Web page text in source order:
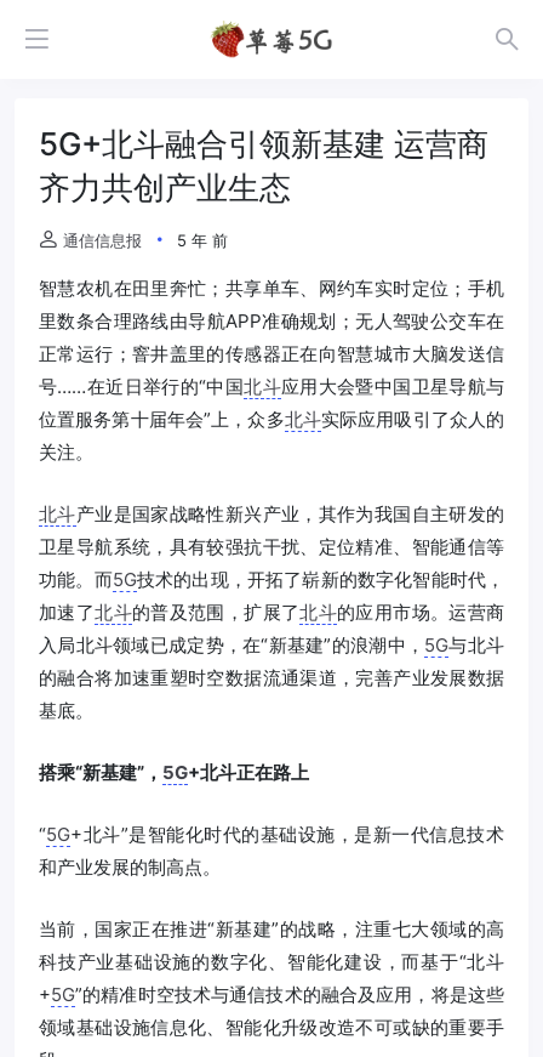
5G+北斗融合引领新基建 运营商
齐力共创产业生态
通信信息报 5 年 前
智慧农机在田里奔忙；共享单车、网约车实时定位；手机
里数条合理路线由导航APP准确规划；无人驾驶公交车在
正常运行；窨井盖里的传感器正在向智慧城市大脑发送信
号……在近日举行的“中国北斗应用大会暨中国卫星导航与
位置服务第十届年会”上，众多北斗实际应用吸引了众人的
关注。
北斗产业是国家战略性新兴产业，其作为我国自主研发的
卫星导航系统，具有较强抗干扰、定位精准、智能通信等
功能。而5G技术的出现，开拓了崭新的数字化智能时代，
加速了北斗的普及范围，扩展了北斗的应用市场。运营商
入局北斗领域已成定势，在“新基建”的浪潮中， 5G与北斗
的融合将加速重塑时空数据流通渠道，完善产业发展数据
基底。
搭乘“新基建”， 5G+北斗正在路上
“5G+北斗”是智能化时代的基础设施，是新一代信息技术
和产业发展的制高点。
当前，国家正在推进“新基建”的战略，注重七大领域的高
科技产业基础设施的数字化、智能化建设，而基于“北斗
+5G”的精准时空技术与通信技术的融合及应用，将是这些
领域基础设施信息化、智能化升级改造不可或缺的重要手